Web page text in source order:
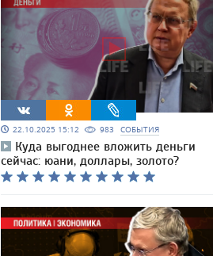
22.10.2025 15:12 983 СОБЫТИЯ
Куда выгоднее вложить деньги
сейчас: юани, доллары, золото?